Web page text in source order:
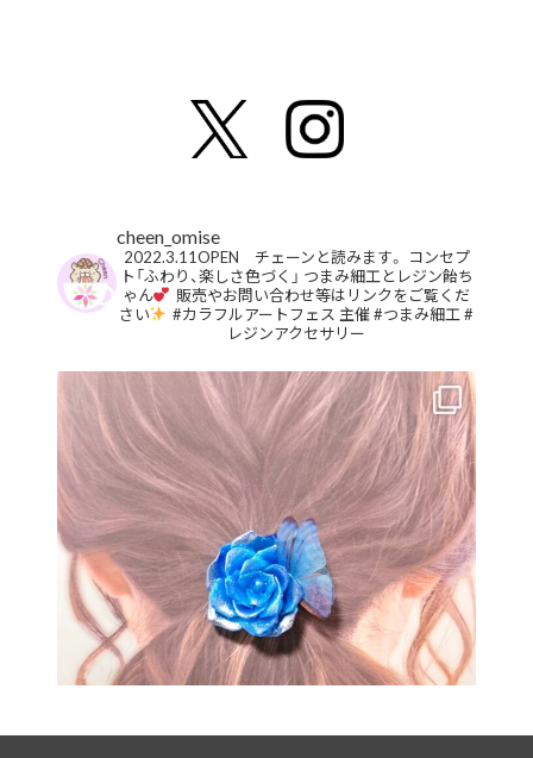
cheen_omise
2022.3.11OPEN チェーンと読みます。 コンセプ
ト「ふわり、楽しさ色づく」 つまみ細工とレジン飴ち
ゃん
販売やお問い合わせ等はリンクをご覧くだ
さい
#カラフルアートフェス 主催#つまみ細工 #
レジンアクセサリー